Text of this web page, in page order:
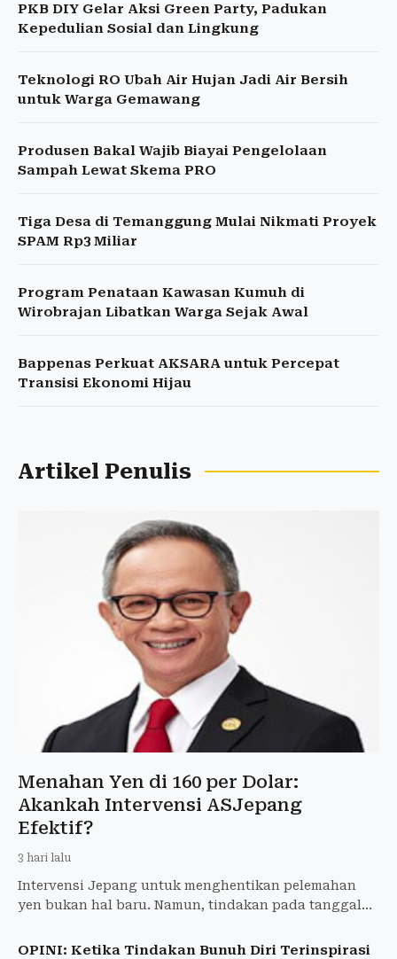
PKB DIY Gelar Aksi Green Party, Padukan
Kepedulian Sosial dan Lingkung
Teknologi RO Ubah Air Hujan Jadi Air Bersih
untuk Warga Gemawang
Produsen Bakal Wajib Biayai Pengelolaan
Sampah Lewat Skema PRO
Tiga Desa di Temanggung Mulai Nikmati Proyek
SPAM Rp3 Miliar
Program Penataan Kawasan Kumuh di
Wirobrajan Libatkan Warga Sejak Awal
Bappenas Perkuat AKSARA untuk Percepat
Transisi Ekonomi Hijau
Artikel Penulis
Menahan Yen di 160 per Dolar:
Akankah Intervensi ASJepang
Efektif?
3 hari lalu
Intervensi Jepang untuk menghentikan pelemahan
yen bukan hal baru. Namun, tindakan pada tanggal
tidak lagi ha
OPINI: Ketika Tindakan Bunuh Diri Terinspirasi